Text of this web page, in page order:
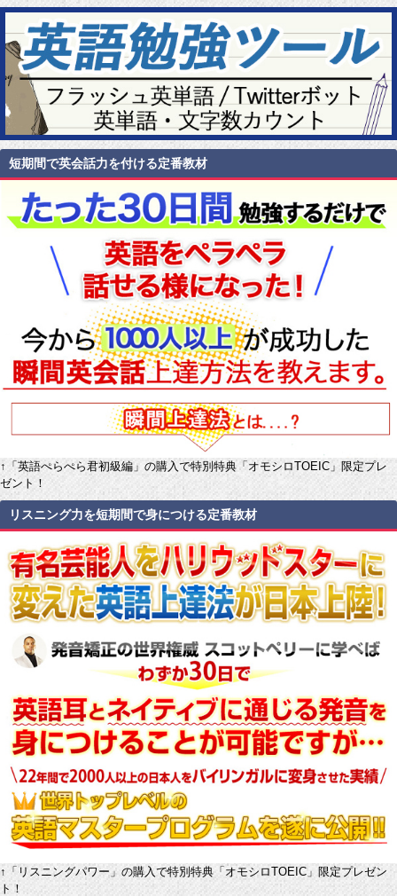
短期間で英会話力を付ける定番教材
↑「英語ぺらぺら君初級編」の購入で特別特典「オモシロTOEIC」限定プレ
ゼント！
リスニング力を短期間で身につける定番教材
↑「リスニングパワー」の購入で特別特典「オモシロTOEIC」限定プレゼン
ト！